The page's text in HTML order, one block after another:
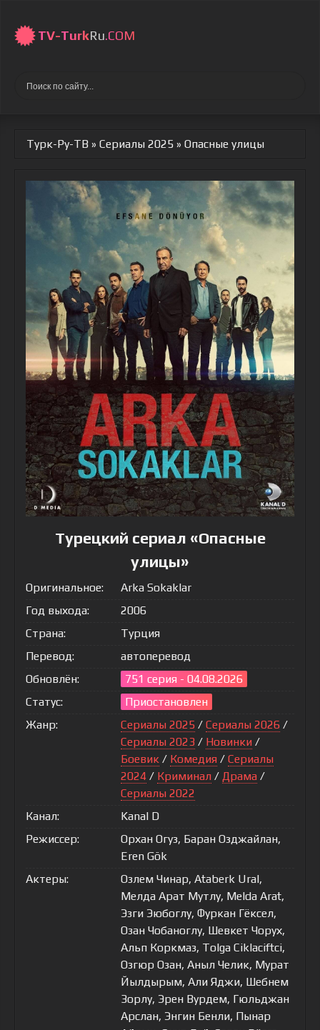
TV-TurkRu.COM
Турк-Ру-ТВ » Сериалы 2025 » Опасные улицы
Турецкий сериал «Опасные
улицы»
Оригинальное:
Arka Sokaklar
Год выхода:
2006
Страна:
Турция
Перевод:
автоперевод
Обновлён:
751 серия - 04.08.2026
Статус:
Приостановлен
Жанр:
Сериалы 2025 / Сериалы 2026 /
Сериалы 2023 / Новинки /
Боевик / Комедия / Сериалы
2024 / Криминал / Драма /
Сериалы 2022
Канал:
Kanal D
Режиссер:
Орхан Огуз, Баран Озджайлан,
Eren Gök
Актеры:
Озлем Чинар, Ataberk Ural,
Мелда Арат Мутлу, Melda Arat,
Эзги Эюбоглу, Фуркан Гёксел,
Озан Чобаноглу, Шевкет Чорух,
Альп Коркмаз, Tolga Ciklaciftci,
Озгюр Озан, Аныл Челик, Мурат
Йылдырым, Али Яджи, Шебнем
Зорлу, Эрен Вурдем, Гюльджан
Арслан, Энгин Бенли, Пынар